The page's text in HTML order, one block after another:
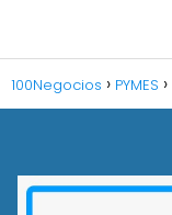
100Negocios PYMES